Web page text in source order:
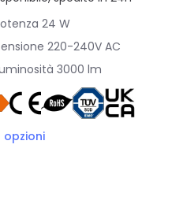
24 W
220-240V AC
3000 lm
opzioni